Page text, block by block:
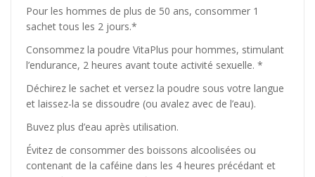
Pour les hommes de plus de 50 ans, consommer 1
sachet tous les 2 jours.*
Consommez la poudre VitaPlus pour hommes, stimulant
l’endurance, 2 heures avant toute activité sexuelle. *
Déchirez le sachet et versez la poudre sous votre langue
et laissez-la se dissoudre (ou avalez avec de l’eau).
Buvez plus d’eau après utilisation.
Évitez de consommer des boissons alcoolisées ou
contenant de la caféine dans les 4 heures précédant et